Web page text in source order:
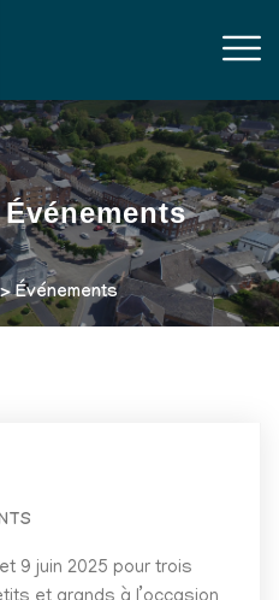
Événements
Événements
9 juin 2025 pour trois